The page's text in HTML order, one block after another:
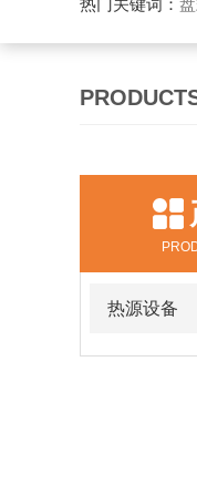
热门关键词：
热源设备